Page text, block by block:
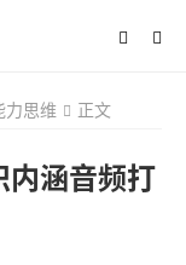
力思维 正文
内涵音频打